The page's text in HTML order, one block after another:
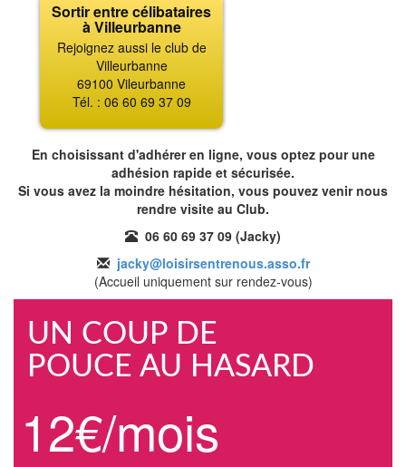
Sortir entre célibataires
à Villeurbanne
Rejoignez aussi le club de
Villeurbanne
69100 Vileurbanne
Tél. : 06 60 69 37 09
En choisissant d'adhérer en ligne, vous optez pour une
adhésion rapide et sécurisée.
Si vous avez la moindre hésitation, vous pouvez venir nous
rendre visite au Club.
06 60 69 37 09 (Jacky)
jacky@loisirsentrenous.asso.fr
(Accueil uniquement sur rendez-vous)
UN COUP DE
POUCE AU HASARD
12€/mois